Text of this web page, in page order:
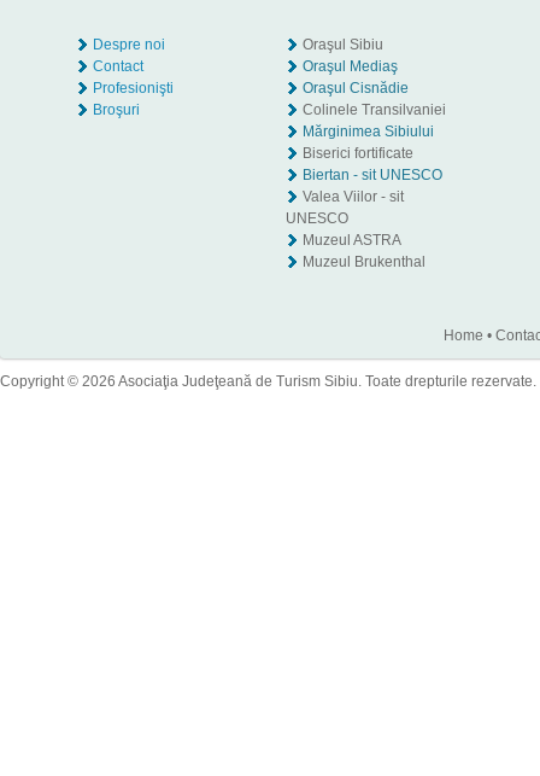
Despre noi
Contact
Profesionişti
Broşuri
Oraşul Sibiu
Oraşul Mediaş
Oraşul Cisnădie
Colinele Transilvaniei
Mărginimea Sibiului
Biserici fortificate
Biertan - sit UNESCO
Valea Viilor - sit
UNESCO
Muzeul ASTRA
Muzeul Brukenthal
Home •
Copyright © 2026 Asociaţia Judeţeană de Turism Sibiu. Toate drepturile rezervate.